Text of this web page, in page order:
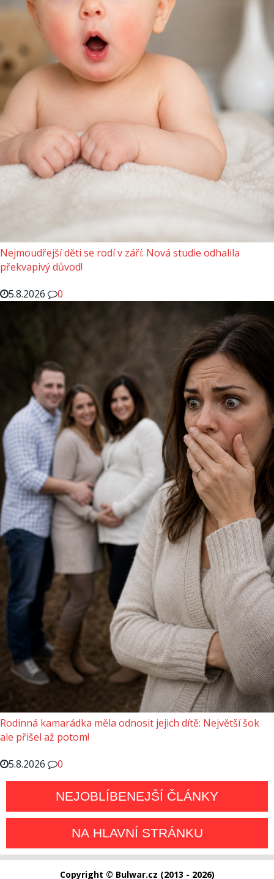
Nejmoudřejší děti se rodí v září: Nová studie odhalila
překvapivý důvod!
5.8.2026
0
Rodinná kamarádka měla odnosit jejich dítě: Největší šok
ale přišel až potom!
5.8.2026
0
NEJOBLÍBENEJŠÍ ČLÁNKY
NA HLAVNÍ STRÁNKU
Copyright © Bulwar.cz (2013 - 2026)